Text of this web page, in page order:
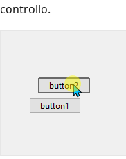
controllo.